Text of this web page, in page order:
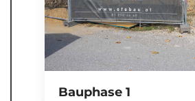
Bauphase 1